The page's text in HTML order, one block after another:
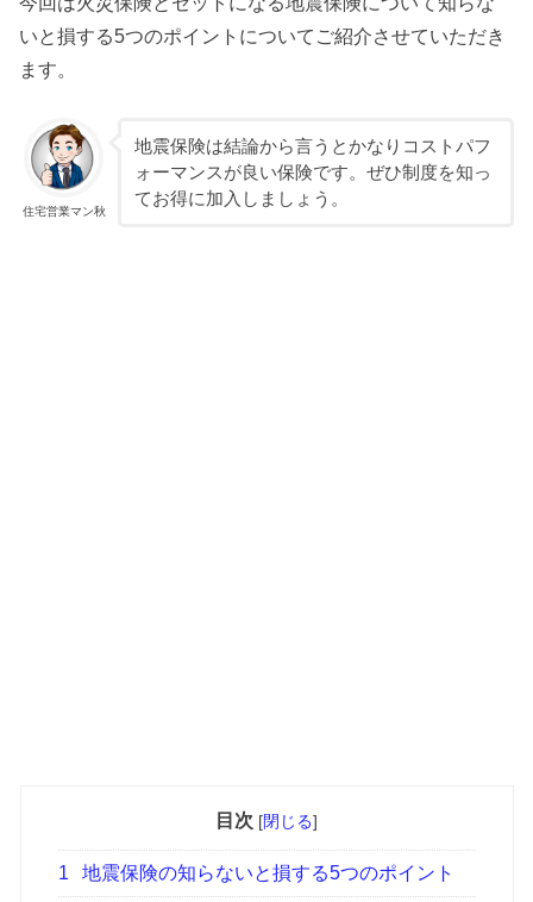
いと損する5つのポイントについてご紹介させていただき
ます。
住宅営業マン秋
地震保険は結論から言うとかなりコストパフ
ォーマンスが良い保険です。ぜひ制度を知っ
てお得に加入しましょう。
目次 [閉じる]
1 地震保険の知らないと損する5つのポイント